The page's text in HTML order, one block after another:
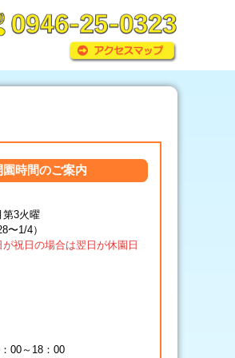
園時間のご案内
第3火曜
〜1/4）
祝日の場合は翌日が休園日
00～18：00